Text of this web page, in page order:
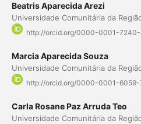
Beatris Aparecida Arezi
Universidade Comunitária da
http://orcid.org/0000-0001-
Marcia Aparecida Souza
Universidade Comunitária da
http://orcid.org/0000-0001-6059-
Carla Rosane Paz Arruda Teo
Universidade Comunitária da